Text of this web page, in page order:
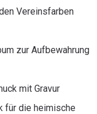
Vereinsfarben
zur Aufbewahrung
mit Gravur
für die heimische